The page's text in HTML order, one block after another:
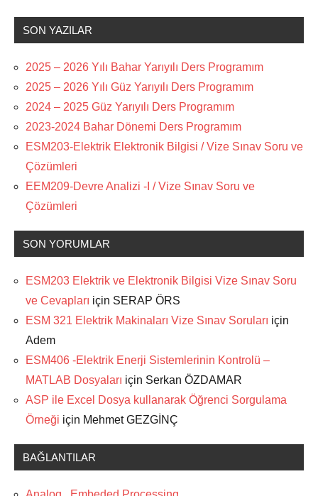
SON YAZILAR
2025 – 2026 Yılı Bahar Yarıyılı Ders Programım
2025 – 2026 Yılı Güz Yarıyılı Ders Programım
2024 – 2025 Güz Yarıyılı Ders Programım
2023-2024 Bahar Dönemi Ders Programım
ESM203-Elektrik Elektronik Bilgisi / Vize Sınav Soru ve
Çözümleri
EEM209-Devre Analizi -I / Vize Sınav Soru ve
Çözümleri
SON YORUMLAR
ESM203 Elektrik ve Elektronik Bilgisi Vize Sınav Soru
ve Cevapları için SERAP ÖRS
ESM 321 Elektrik Makinaları Vize Sınav Soruları için
Adem
ESM406 -Elektrik Enerji Sistemlerinin Kontrolü –
MATLAB Dosyaları için Serkan ÖZDAMAR
ASP ile Excel Dosya kullanarak Öğrenci Sorgulama
Örneği için Mehmet GEZGİNÇ
BAĞLANTILAR